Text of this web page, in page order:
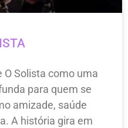
O Solista como uma
para quem se
amizade, saúde
A história gira em